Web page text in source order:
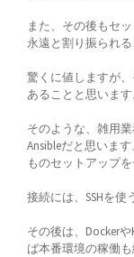
また、その後もセ
永遠と割り振られる
驚くに値しますが
あることと思います
そのような、雑用
Ansibleだと思いま
ものセットアップ
接続には、SSHを使
その後は、Docker
ば本番環境の稼働も